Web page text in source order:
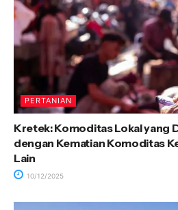
PERTANIAN
Kretek: Komoditas Lokal yang
dengan Kematian Komoditas
Lain
10/12/2025